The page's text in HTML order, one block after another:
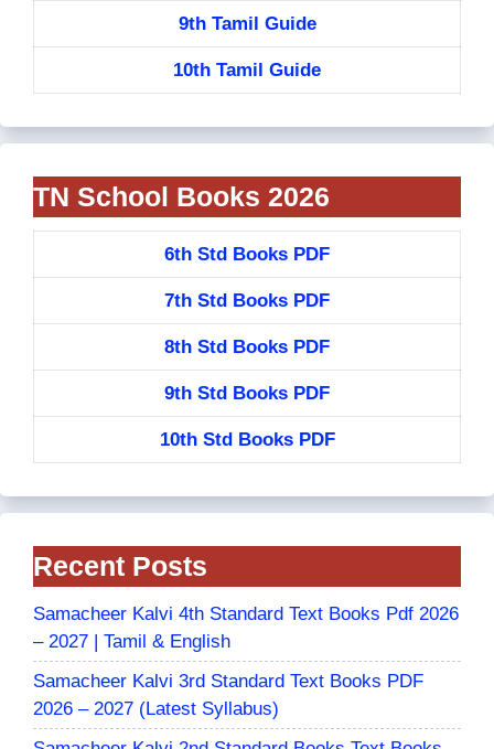
9th Tamil Guide
10th Tamil Guide
TN School Books 2026
6th Std Books PDF
7th Std Books PDF
8th Std Books PDF
9th Std Books PDF
10th Std Books PDF
Recent Posts
Samacheer Kalvi 4th Standard Text Books Pdf 2026
– 2027 | Tamil & English
Samacheer Kalvi 3rd Standard Text Books PDF
2026 – 2027 (Latest Syllabus)